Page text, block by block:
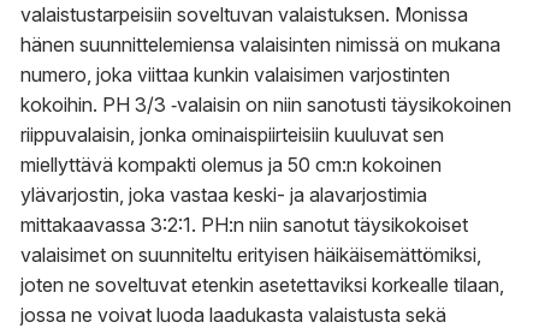
valaistustarpeisiin soveltuvan valaistuksen. Monissa
hänen suunnittelemiensa valaisinten nimissä on mukana
numero, joka viittaa kunkin valaisimen varjostinten
kokoihin. PH 3/3 ‑valaisin on niin sanotusti täysikokoinen
riippuvalaisin, jonka ominaispiirteisiin kuuluvat sen
miellyttävä kompakti olemus ja 50 cm:n kokoinen
ylävarjostin, joka vastaa keski- ja alavarjostimia
mittakaavassa 3:2:1. PH:n niin sanotut täysikokoiset
valaisimet on suunniteltu erityisen häikäisemättömiksi,
joten ne soveltuvat etenkin asetettaviksi korkealle tilaan,
jossa ne voivat luoda laadukasta valaistusta sekä